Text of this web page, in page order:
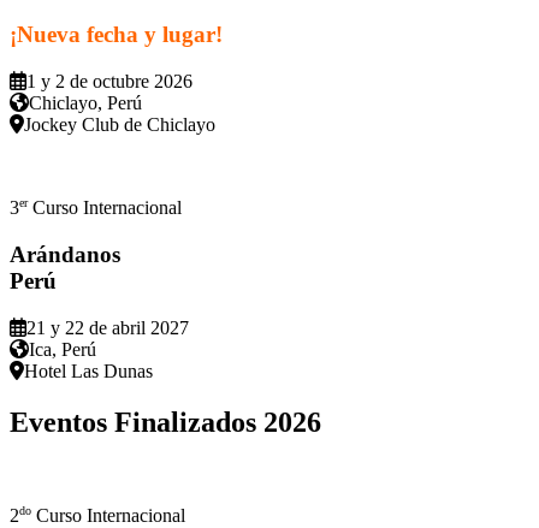
¡Nueva fecha y lugar!
1 y 2 de octubre 2026
Chiclayo, Perú
Jockey Club de Chiclayo
3erCurso Internacional
Arándanos
Perú
21 y 22 de abril 2027
Ica, Perú
Hotel Las Dunas
Eventos Finalizados 2026
2do Curso Internacional